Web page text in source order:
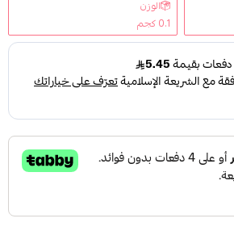
الوزن
0.1 كجم